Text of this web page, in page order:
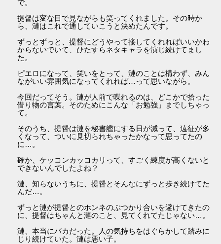
で。
提督は変な目で見ながらも笑ってくれました。その時か
ら、漣はこれで通していこうと決めたんです。
ずっとずっと、提督にどうやって接してくれればいいかわ
からないでいて、ひたすらネタキャラを演じ続けてまし
た。
ピエロになって、笑いをとって、漣のことは構わず、みん
ながいい雰囲気になってくれれば…って思いながら。
今回だってそう。漣が人前で喋れるのは、どこかで拾った
借り物の言葉。そのためにこんな「お勉強」までしちゃっ
て。
そのうち、提督は漣を秘書艦にする日が減って、遠征が多
くなって、ついに見切られちゃったかなって思ってたの
に…。
確か、ケッコンカッコカリって、すごく練度が高くないと
できないんでしたよね？
漣、知らないうちに、提督とそんなにずっと歩き続けてた
んだ…。
ずっと漣が提督とのホンネのぶつかり合いを避けてきたの
に、提督はちゃんと漣のこと、見てくれてたじゃない…。
漣、本当にバカだった。人の気持ちをはぐらかして踏みに
じり続けていた。漣は悪い子。